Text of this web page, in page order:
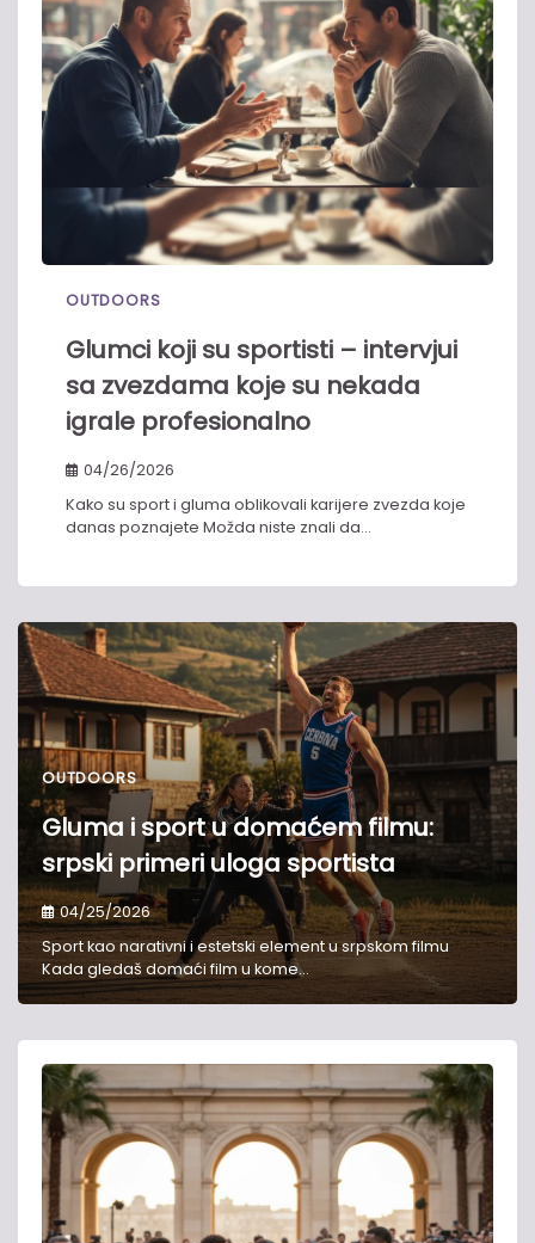
OUTDOORS
Glumci koji su sportisti – intervjui
sa zvezdama koje su nekada
igrale profesionalno
04/26/2026
Kako su sport i gluma oblikovali karijere zvezda koje
danas poznajete Možda niste znali da…
OUTDOORS
Gluma i sport u domaćem filmu:
srpski primeri uloga sportista
04/25/2026
Sport kao narativni i estetski element u srpskom filmu
Kada gledaš domaći film u kome…